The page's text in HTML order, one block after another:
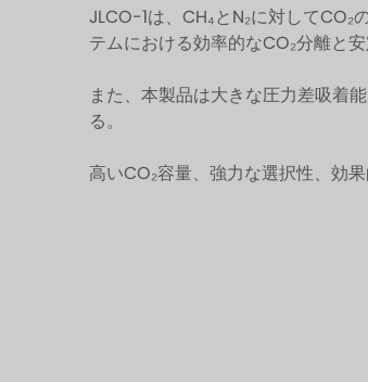
JLCO-1は、CH₄とN₂に対して
テムにおける効率的なCO₂分離と
また、本製品は大きな圧力差吸着
る。
高いCO₂容量、強力な選択性、効